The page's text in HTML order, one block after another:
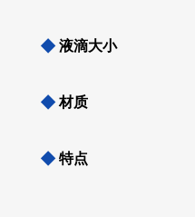
◆ 液滴大小
◆ 材质
◆ 特点